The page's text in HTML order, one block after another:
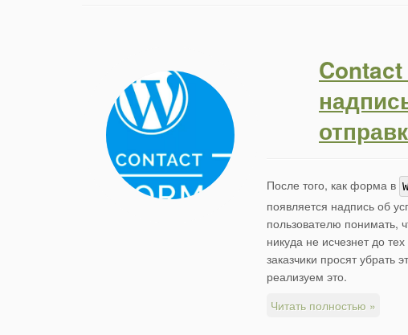
После того, как форма в
появляется надпись об
пользователю понимать,
никуда не исчезнет до
заказчики просят убрать
реализуем это.
Читать полностью »